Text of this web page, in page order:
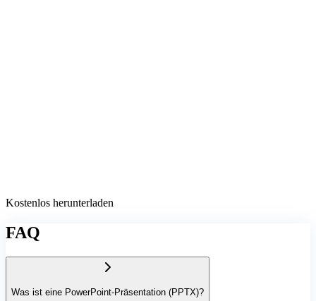
Kostenlos herunterladen
FAQ
Was ist eine PowerPoint-Präsentation (PPTX)?